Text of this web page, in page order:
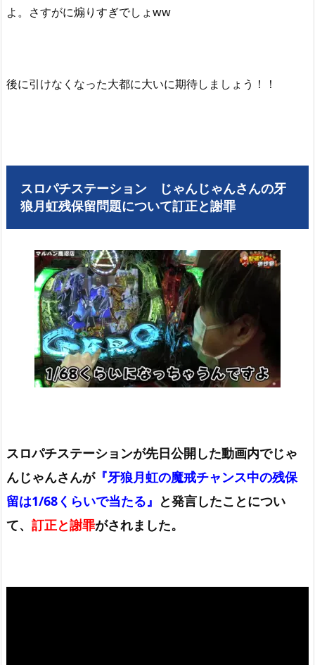
よ。さすがに煽りすぎでしょww
後に引けなくなった大都に大いに期待しましょう！！
スロパチステーション じゃんじゃんさんの牙
狼月虹残保留問題について訂正と謝罪
スロパチステーションが先日公開した動画内でじゃ
んじゃんさんが『牙狼月虹の魔戒チャンス中の残保
留は1/68くらいで当たる』 と発言したことについ
て、 訂正と謝罪がされました。